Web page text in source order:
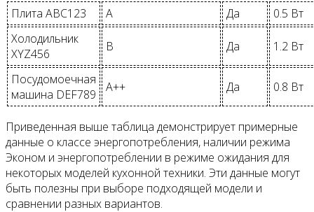
Плита ABC123
A Да
0.5 Вт
Холодильник
XYZ456
B Да 1.2 Вт
Посудомоечная
машина DEF789
A++ Да 0.8 Вт
Приведенная выше таблица демонстрирует примерные
данные о классе энергопотребления, наличии режима
Эконом и энергопотреблении в режиме ожидания для
некоторых моделей кухонной техники. Эти данные могут
быть полезны при выборе подходящей модели и
сравнении разных вариантов.